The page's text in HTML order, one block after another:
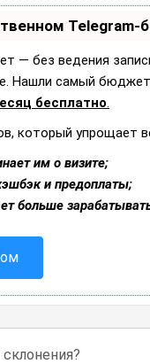
Telegram-
— без ведения
Нашли самый
бесплатно.
который упрощает
им о визите;
и предоплаты;
больше